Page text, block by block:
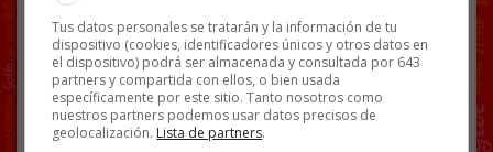
Facebook
Twitter
WhatsApp
Gmail
Copy
Link
ABSURDER BASALTO DEMEMENCIAL MEMES
Tus datos personales se tratarán y la información de tu
dispositivo (cookies, identificadores únicos y otros datos en
el dispositivo) podrá ser almacenada y consultada por 643
partners y compartida con ellos, o bien usada
específicamente por este sitio. Tanto nosotros como
nuestros partners podemos usar datos precisos de
geolocalización. Lista de partners.